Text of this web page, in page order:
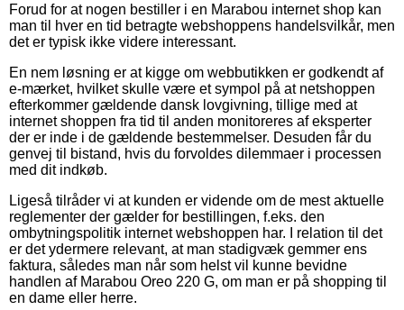
Forud for at nogen bestiller i en Marabou internet shop kan
man til hver en tid betragte webshoppens handelsvilkår, men
det er typisk ikke videre interessant.
En nem løsning er at kigge om webbutikken er godkendt af
e-mærket, hvilket skulle være et sympol på at netshoppen
efterkommer gældende dansk lovgivning, tillige med at
internet shoppen fra tid til anden monitoreres af eksperter
der er inde i de gældende bestemmelser. Desuden får du
genvej til bistand, hvis du forvoldes dilemmaer i processen
med dit indkøb.
Ligeså tilråder vi at kunden er vidende om de mest aktuelle
reglementer der gælder for bestillingen, f.eks. den
ombytningspolitik internet webshoppen har. I relation til det
er det ydermere relevant, at man stadigvæk gemmer ens
faktura, således man når som helst vil kunne bevidne
handlen af Marabou Oreo 220 G, om man er på shopping til
en dame eller herre.